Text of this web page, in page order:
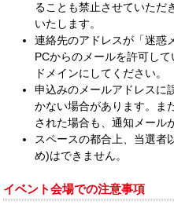
ることも禁⽌させていただ
いたします。
連絡先のアドレスが「迷惑
PCからのメールを許可し
ドメインにしてください。
申込みのメールアドレスに
かない場合があります。ま
された場合も、通知メール
スペースの都合上、当選者
め)はできません。
イベント会場での注意事項